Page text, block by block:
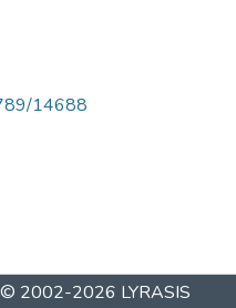
14688
© 2002-2026 LYRASIS